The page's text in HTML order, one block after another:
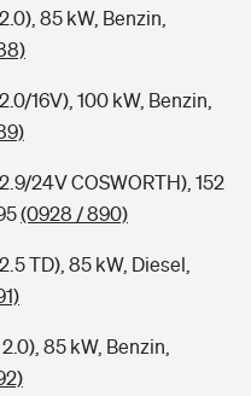
85 kW, Benzin,
16V), 100 kW, Benzin,
24V COSWORTH), 152
(0928 / 890)
TD), 85 kW, Diesel,
85 kW, Benzin,